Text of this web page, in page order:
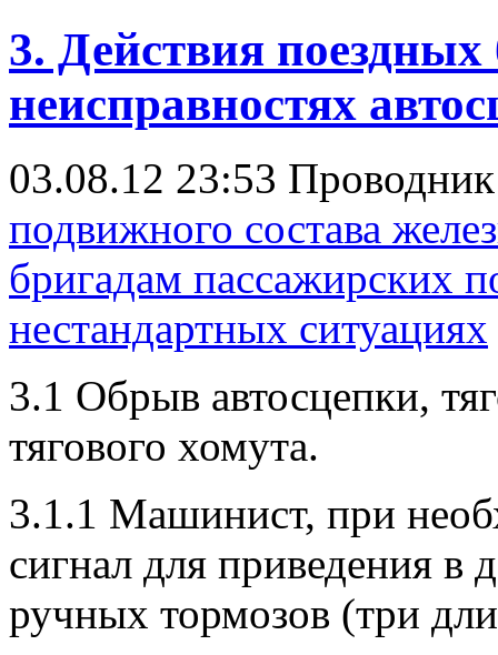
3. Действия
неисправностях
03.08.12 23:53
подвижного состава
бригадам пассажирских
нестандартных ситуациях
3.1 Обрыв автосцепки,
тягового хомута.
3.1.1 Машинист, при
сигнал для приведения в
ручных тормозов (три